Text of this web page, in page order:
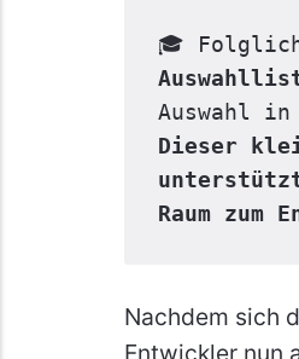
🎓
Dieser
Raum zum
Nachdem sich
Entwickler nun